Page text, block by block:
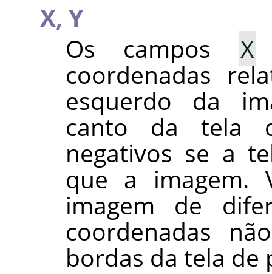
X, Y
Os campos X
coordenadas
esquerdo da
canto da tela
negativos se a
que a imagem.
imagem de
coordenadas
bordas da tela de